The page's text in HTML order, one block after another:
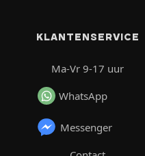
KLANTENSERVICE
Ma-Vr 9-17 uur
WhatsApp
Messenger